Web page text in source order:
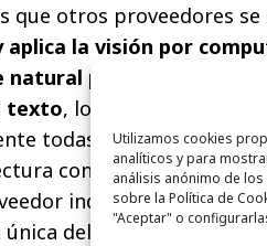
Utilizamos cookies
analíticos y para
análisis anónimo de
sobre la Política de
"Aceptar" o
que otros proveedores
aplica la visión por
natural para comprender
texto, lo que brinda la
todas las señales
contextual. Verity y
independiente de
del Media Rating